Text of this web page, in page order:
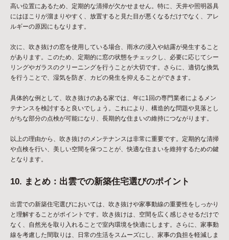
高い位置にあるため、定期的な清掃が欠かせません。特に、天井や照明器具
にはほこりが溜まりやすく、放置すると見た目が悪くなるだけでなく、アレ
ルギーの原因にもなります。
次に、吹き抜けの窓を使用している場合、雨水の浸入や結露が発生すること
があります。このため、定期的に窓の状態をチェックし、必要に応じてシー
リングやガラスのクリーニングを行うことが大切です。さらに、適切な換気
を行うことで、湿気を防ぎ、カビの発生を抑えることができます。
具体的な例として、吹き抜けのある家では、年に1回の専門業者によるメン
テナンスを検討すると良いでしょう。これにより、構造的な問題や見落とし
がちな部分の点検が可能になり、長期的な住まいの維持につながります。
以上の理由から、吹き抜けのメンテナンスは非常に重要です。定期的な清掃
や点検を行い、美しい空間を保つことが、快適な住まいを維持するための鍵
となります。
10. まとめ：出雲での新築住宅選びのポイント
出雲での新築住宅選びにおいては、吹き抜けや家事動線の重要性をしっかり
と理解することがポイントです。吹き抜けは、空間を広く感じさせるだけで
なく、自然光を取り入れることで室内環境を快適にします。さらに、家事動
線を考慮した間取りは、日常の生活をスムーズにし、家事の負担を軽減しま